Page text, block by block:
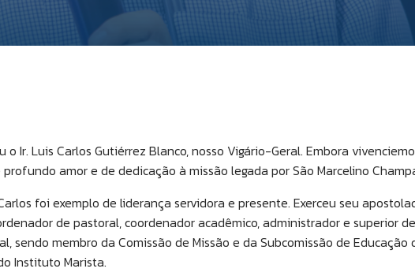
Ir. Luis Carlos Gutiérrez Blanco, nosso Vigário-Geral. Embora
amor e de dedicação à missão legada por São Marcelino
foi exemplo de liderança servidora e presente. Exerceu seu
de pastoral, coordenador acadêmico, administrador e superior
sendo membro da Comissão de Missão e da Subcomissão de
Instituto Marista.